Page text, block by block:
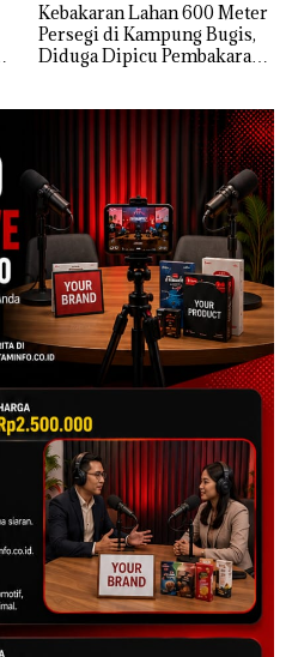
Kebakaran Lahan 600 Meter
Persegi di Kampung Bugis,
Diduga Dipicu Pembakaran